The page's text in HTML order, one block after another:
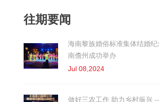
往期要闻
海南黎族婚俗标准集体结婚
南儋州成功举办
Jul 08,2024
做好三农工作 助力乡村振兴